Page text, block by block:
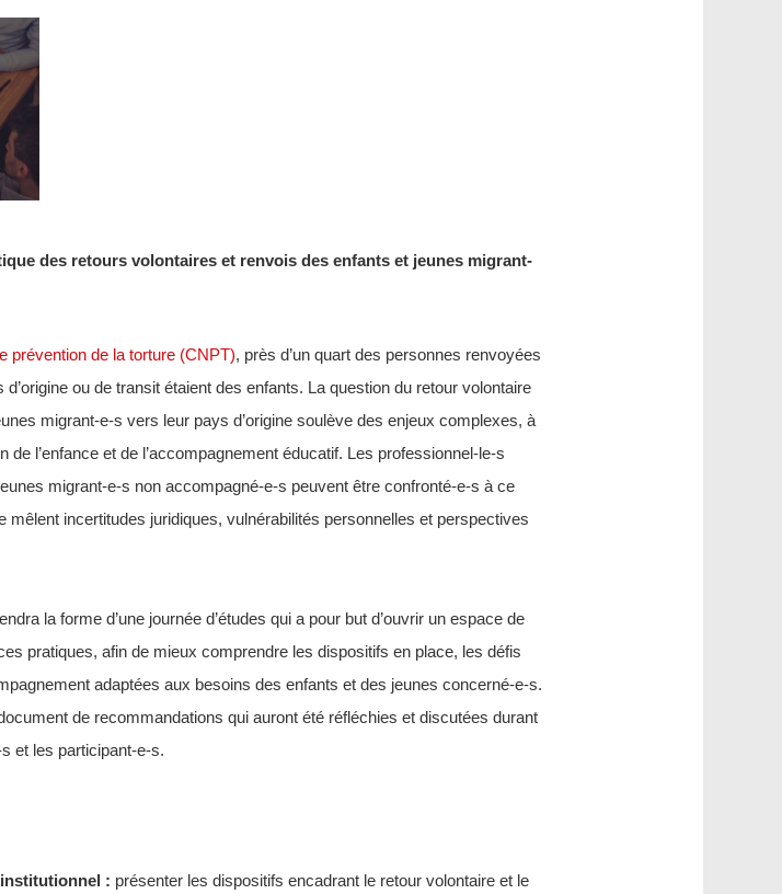
des retours volontaires et renvois des enfants et jeunes migrant-
prévention de la torture (CNPT), près d’un quart des personnes renvoyées
ou de transit étaient des enfants. La question du retour volontaire
migrant-e-s vers leur pays d’origine soulève des enjeux complexes, à
de l’enfance et de l’accompagnement éducatif. Les professionnel-le-s
migrant-e-s non accompagné-e-s peuvent être confronté-e-s à ce
mêlent incertitudes juridiques, vulnérabilités personnelles et perspectives
la forme d’une journée d’études qui a pour but d’ouvrir un espace de
pratiques, afin de mieux comprendre les dispositifs en place, les défis
adaptées aux besoins des enfants et des jeunes concerné-e-s.
de recommandations qui auront été réfléchies et discutées durant
et les participant-e-s.
: présenter les dispositifs encadrant le retour volontaire et le